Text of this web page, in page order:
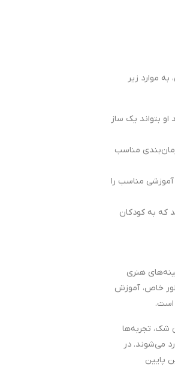
موارد زیر
بتواند یک ساز
مناسب
مناسب را
که به کودکان
هنری
طور خاص، آموزش
است.
شک، تجربه‌ها
موسیقی وارد می‌شوند. در
پایین